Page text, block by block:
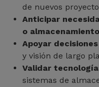
de nuevos
Anticipar
o almacenamiento
Apoyar
y visión de largo
Validar
sistemas de